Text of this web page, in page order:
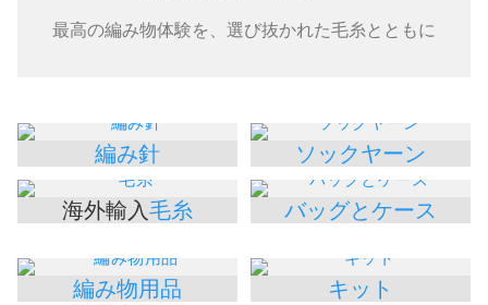
最高の編み物体験を、選び抜かれた毛糸とともに
編み針 ソックヤーン
海外輸入毛糸 バッグとケース
編み物用品 キット